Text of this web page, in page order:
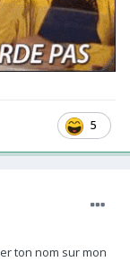
5
ton nom sur mon